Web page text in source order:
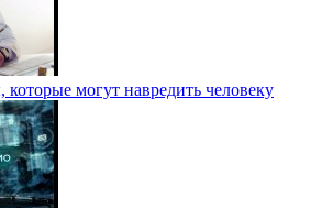
могут навредить человеку